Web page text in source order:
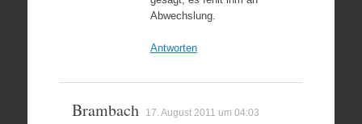
Abwechslung.
Antworten
Brambach 17. August 2011 um 04:03